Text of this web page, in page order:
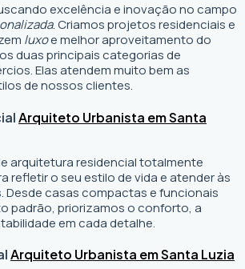
excelência e inovação no campo
. Criamos projetos residenciais e
luxoe melhor aproveitamento do
duas principais categorias de
Elas atendem muito bem as
de nossos clientes.
Arquiteto Urbanista em Santa
arquitetura residencial totalmente
refletir o seu estilo de vida e atender às
Desde casas compactas e funcionais
padrão, priorizamos o conforto, a
em cada detalhe.
Arquiteto Urbanista em Santa Luzia